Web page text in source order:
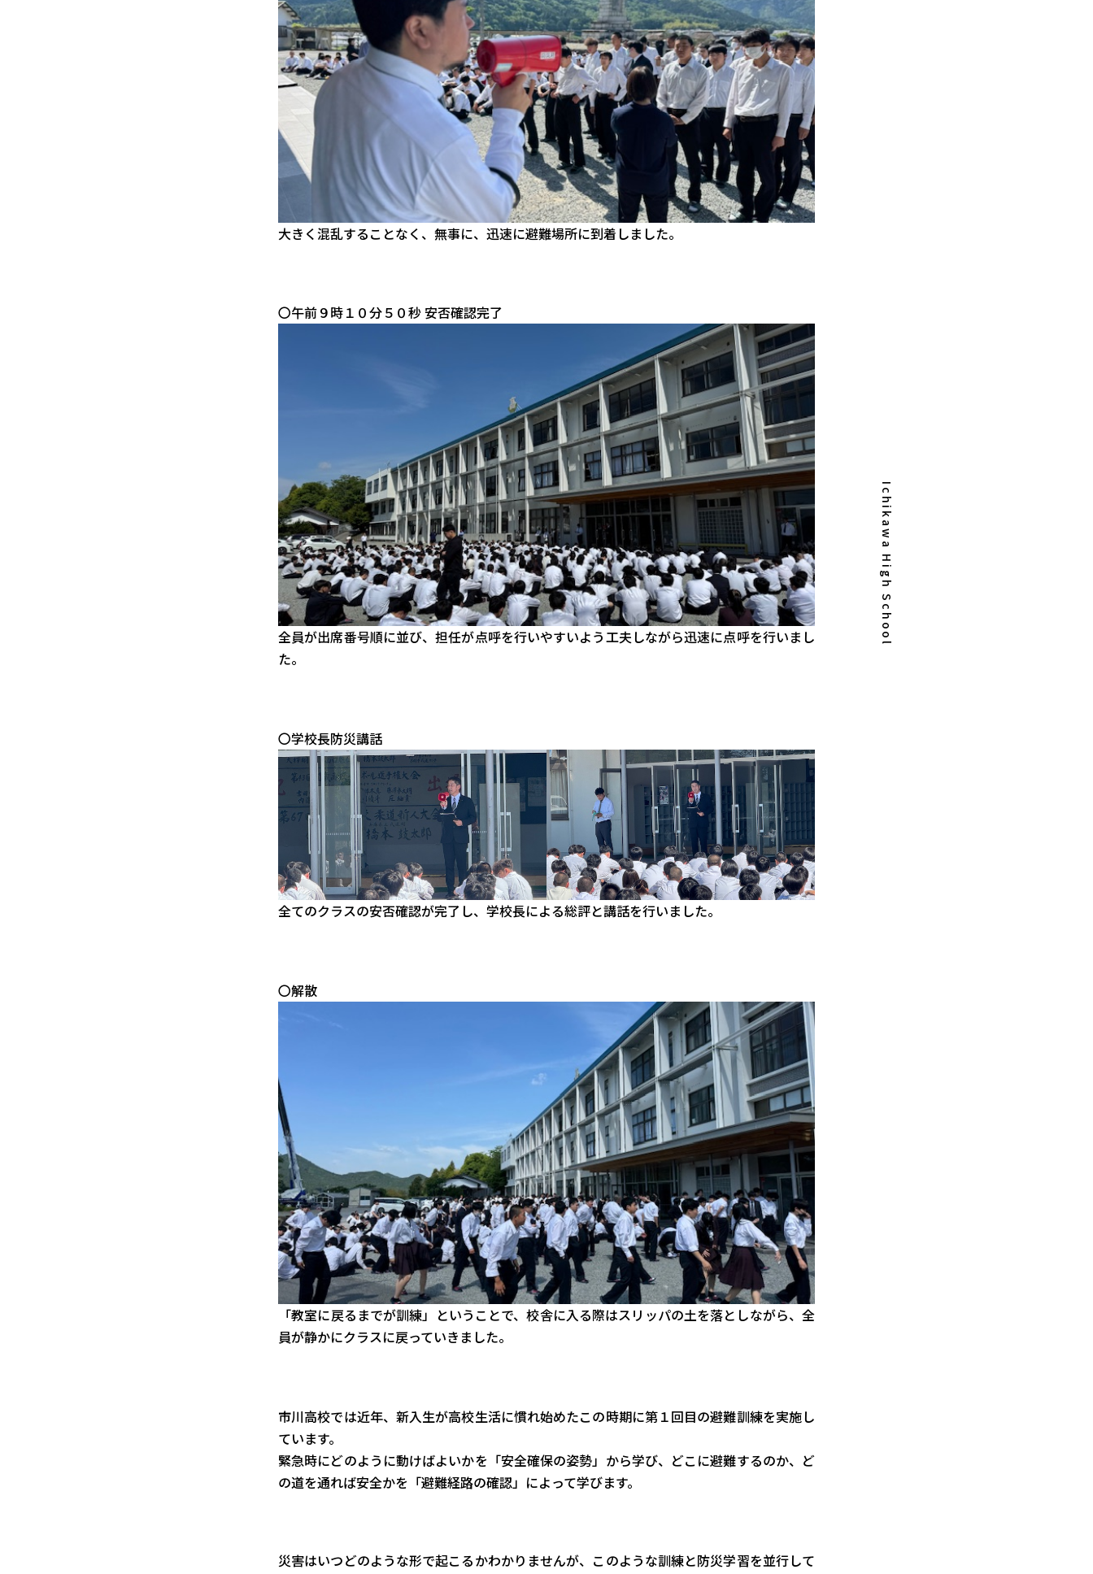
大きく混乱することなく、無事に、迅速に避難場所に到着しました。
〇午前９時１０分５０秒 安否確認完了
全員が出席番号順に並び、担任が点呼を行いやすいよう工夫しながら迅速に点呼を行いまし
た。
〇学校長防災講話
全てのクラスの安否確認が完了し、学校長による総評と講話を行いました。
〇解散
「教室に戻るまでが訓練」ということで、校舎に入る際はスリッパの土を落としながら、全
員が静かにクラスに戻っていきました。
市川高校では近年、新入生が高校生活に慣れ始めたこの時期に第１回目の避難訓練を実施し
ています。
緊急時にどのように動けばよいかを「安全確保の姿勢」から学び、どこに避難するのか、ど
の道を通れば安全かを「避難経路の確認」によって学びます。
災害はいつどのような形で起こるかわかりませんが、このような訓練と防災学習を並行して
Ichikawa High School